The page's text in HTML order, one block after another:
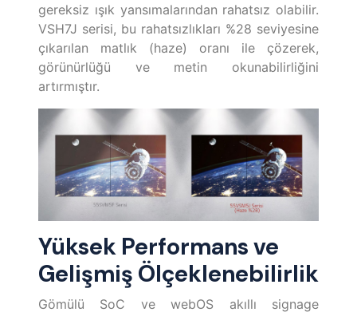
gereksiz ışık yansımalarından rahatsız olabilir.
VSH7J serisi, bu rahatsızlıkları %28 seviyesine
çıkarılan matlık (haze) oranı ile çözerek,
görünürlüğü ve metin okunabilirliğini
artırmıştır.
Yüksek Performans ve
Gelişmiş Ölçeklenebilirlik
Gömülü SoC ve webOS akıllı signage